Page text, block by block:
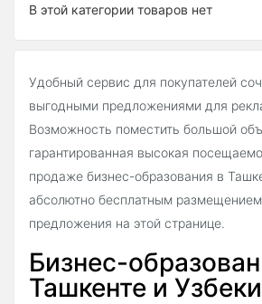
В этой категории товаров нет
Удобный сервис для покупателей
выгодными предложениями для
Возможность поместить большой
гарантированная высокая
продаже бизнес-образования в
абсолютно бесплатным
предложения на этой странице.
Бизнес-
Ташкенте и